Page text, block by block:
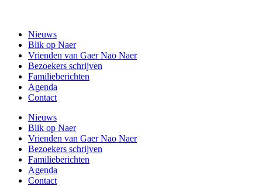
inhoud
Nieuws
Blik op Naer
Vrienden van Gaer Nao Naer
Bezoekers schrijven
Familieberichten
Agenda
Contact
Nieuws
Blik op Naer
Vrienden van Gaer Nao Naer
Bezoekers schrijven
Familieberichten
Agenda
Contact